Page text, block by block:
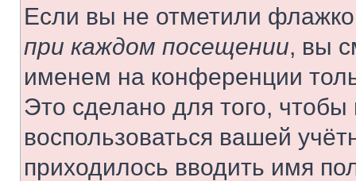
Если вы не отметили
при каждом посещении, вы
именем на конференции
Это сделано для того, чтобы
воспользоваться вашей
приходилось вводить имя